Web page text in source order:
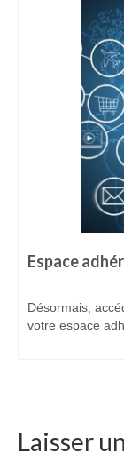
ADHÉREZ
Devenir
Espace
Désormais,
votre espace
Laisser